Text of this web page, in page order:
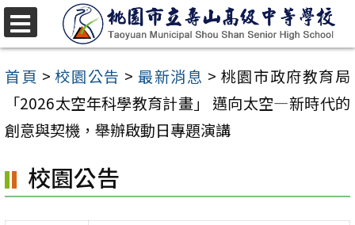
跳
至
主
內
區
首頁 >校園公告 >最新消息 > 桃園市政府教育局
「2026太空年科學教育計畫」 邁向太空—新時代的
創意與契機，舉辦啟動日專題演講
校園公告
選
單